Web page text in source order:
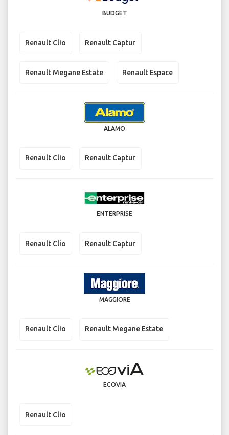
BUDGET
Renault Clio Renault Captur
Renault Megane Estate Renault Espace
ALAMO
Renault Clio Renault Captur
ENTERPRISE
Renault Clio Renault Captur
MAGGIORE
Renault Clio Renault Megane Estate
ECOVIA
Renault Clio